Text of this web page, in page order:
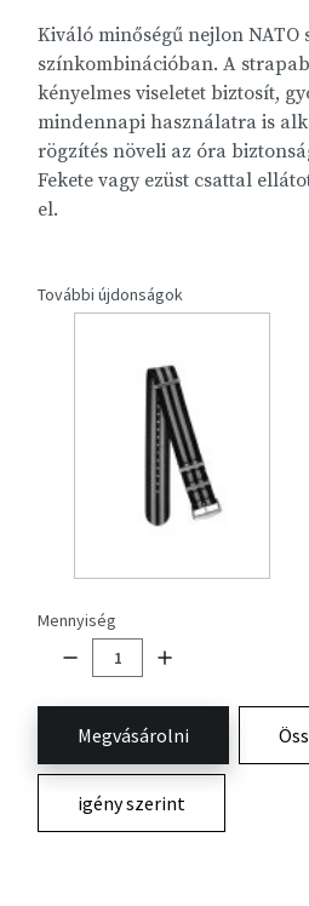
Kiváló minőségű nejlon NATO
színkombinációban. A
kényelmes viseletet biztosít,
mindennapi használatra is
rögzítés növeli az óra
Fekete vagy ezüst csattal
el.
További újdonságok
Mennyiség
Megvásárolni
igény szerint